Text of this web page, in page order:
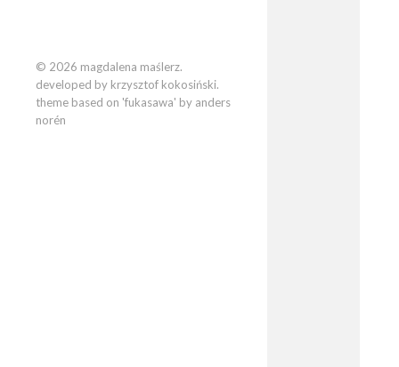
© 2026 magdalena maślerz.
developed by krzysztof kokosiński.
theme based on 'fukasawa' by anders
norén